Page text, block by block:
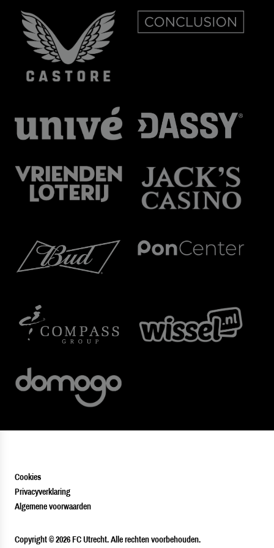
Cookies
Privacyverklaring
Algemene voorwaarden
Copyright © 2026 FC Utrecht. Alle rechten voorbehouden.